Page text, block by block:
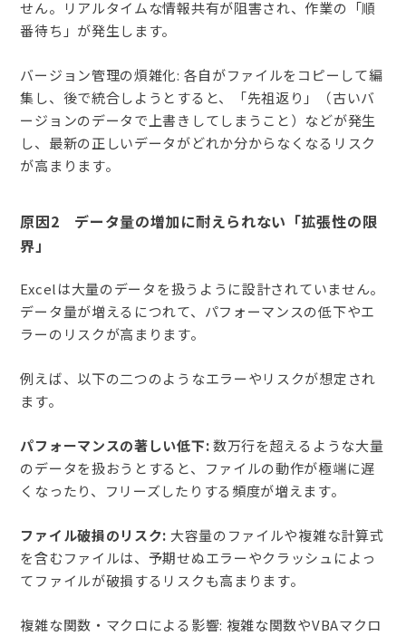
せん。リアルタイムな情報共有が阻害され、作業の「順
番待ち」が発生します。
バージョン管理の煩雑化: 各自がファイルをコピーして編
集し、後で統合しようとすると、「先祖返り」（古いバ
ージョンのデータで上書きしてしまうこと）などが発生
し、最新の正しいデータがどれか分からなくなるリスク
が高まります。
原因2 データ量の増加に耐えられない「拡張性の限
界」
Excelは大量のデータを扱うように設計されていません。
データ量が増えるにつれて、パフォーマンスの低下やエ
ラーのリスクが高まります。
例えば、以下の二つのようなエラーやリスクが想定され
ます。
パフォーマンスの著しい低下:数万行を超えるような大量
のデータを扱おうとすると、ファイルの動作が極端に遅
くなったり、フリーズしたりする頻度が増えます。
ファイル破損のリスク: 大容量のファイルや複雑な計算式
を含むファイルは、予期せぬエラーやクラッシュによっ
てファイルが破損するリスクも高まります。
複雑な関数・マクロによる影響: 複雑な関数やVBAマクロ